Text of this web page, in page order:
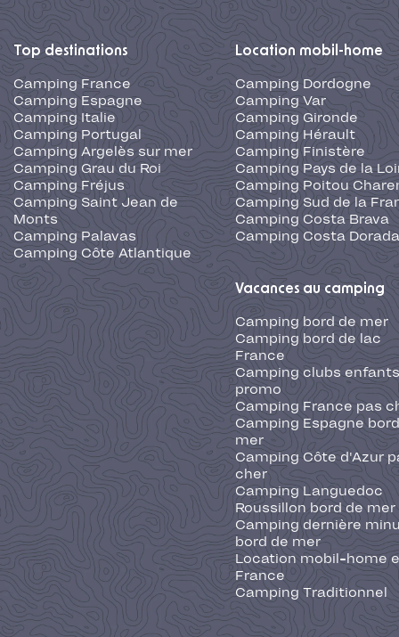
Top destinations
Camping France
Camping Espagne
Camping Italie
Camping Portugal
Camping Argelès sur mer
Camping Grau du Roi
Camping Fréjus
Camping Saint Jean de
Monts
Camping Palavas
Camping Côte Atlantique
Location mobil-home
Camping Dordogne
Camping Var
Camping Gironde
Camping Hérault
Camping Finistère
Camping Pays de la
Camping Poitou
Camping Sud de la
Camping Costa Brava
Camping Costa Dorada
Vacances au camping
Camping bord de mer
Camping bord de lac
France
Camping clubs
promo
Camping France pas
Camping Espagne
mer
Camping Côte d'Azur
cher
Camping Languedoc
Roussillon bord de mer
Camping dernière
bord de mer
Location mobil-home
France
Camping Traditionnel